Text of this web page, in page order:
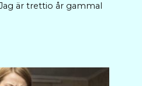
är trettio år gammal